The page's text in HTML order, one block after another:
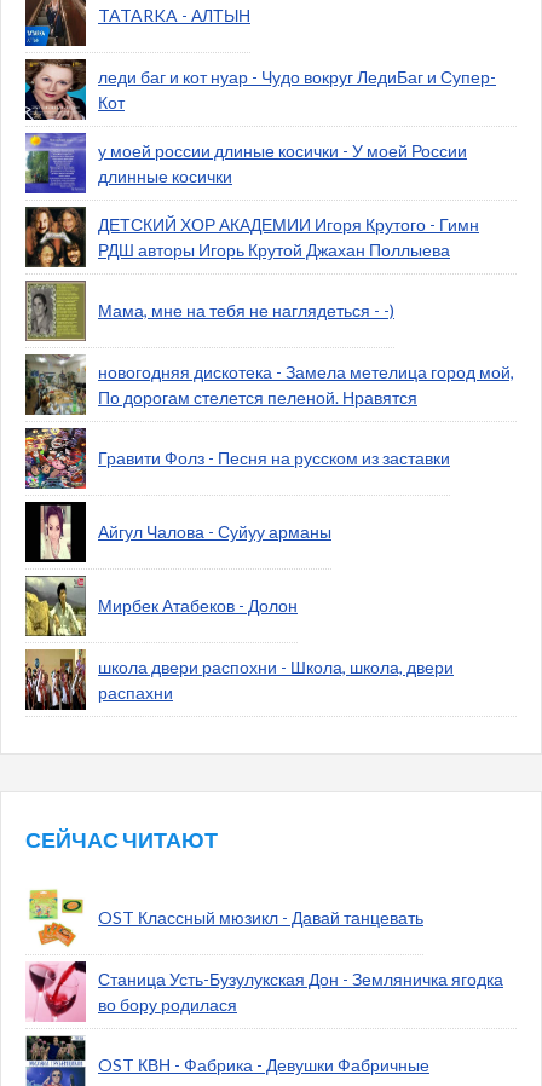
TATARKA - АЛТЫН
леди баг и кот нуар - Чудо вокруг ЛедиБаг и Супер-
Кот
у моей россии длиные косички - У моей России
длинные косички
ДЕТСКИЙ ХОР АКАДЕМИИ Игоря Крутого - Гимн
РДШ авторы Игорь Крутой Джахан Поллыева
Мама, мне на тебя не наглядеться - -)
новогодняя дискотека - Замела метелица город мой,
По дорогам стелется пеленой. Нравятся
Гравити Фолз - Песня на русском из заставки
Айгул Чалова - Суйуу арманы
Мирбек Атабеков - Долон
школа двери распохни - Школа, школа, двери
распахни
СЕЙЧАС ЧИТАЮТ
OST Классный мюзикл - Давай танцевать
Станица Усть-Бузулукская Дон - Земляничка ягодка
во бору родилася
OST КВН - Фабрика - Девушки Фабричные